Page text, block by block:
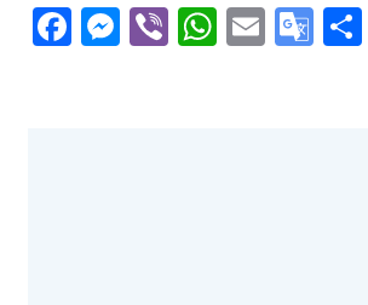
Facebook
Messenger
Viber Email